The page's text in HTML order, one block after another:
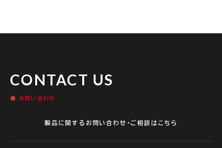
CONTACT US
お問い合わせ
製品に関するお問い合わせ・ご相談はこちら